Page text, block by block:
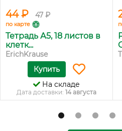
44 ₽ 47 ₽
по карте
Тетрадь А5, 18 листов в
клетк...
ErichKrause
Купить
На складе
Дата доставки: 14 августа